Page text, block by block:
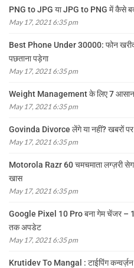
PNG to JPG या JPG to PNG में कैसे
May 17, 2021 6:35 pm
Best Phone Under 30000: फोन
पछताना पड़ेगा
May 17, 2021 6:35 pm
Weight Management के लिए 7 आसान
May 17, 2021 6:35 pm
Govinda Divorce लेंगे या नहीं? खबरों
May 17, 2021 6:35 pm
Motorola Razr 60 चमचमाता लग्ज़री
खास
May 17, 2021 6:35 pm
Google Pixel 10 Pro बना गेम चेंजर –
तक अपडेट
May 17, 2021 6:35 pm
Krutidev To Mangal : टाईपिंग